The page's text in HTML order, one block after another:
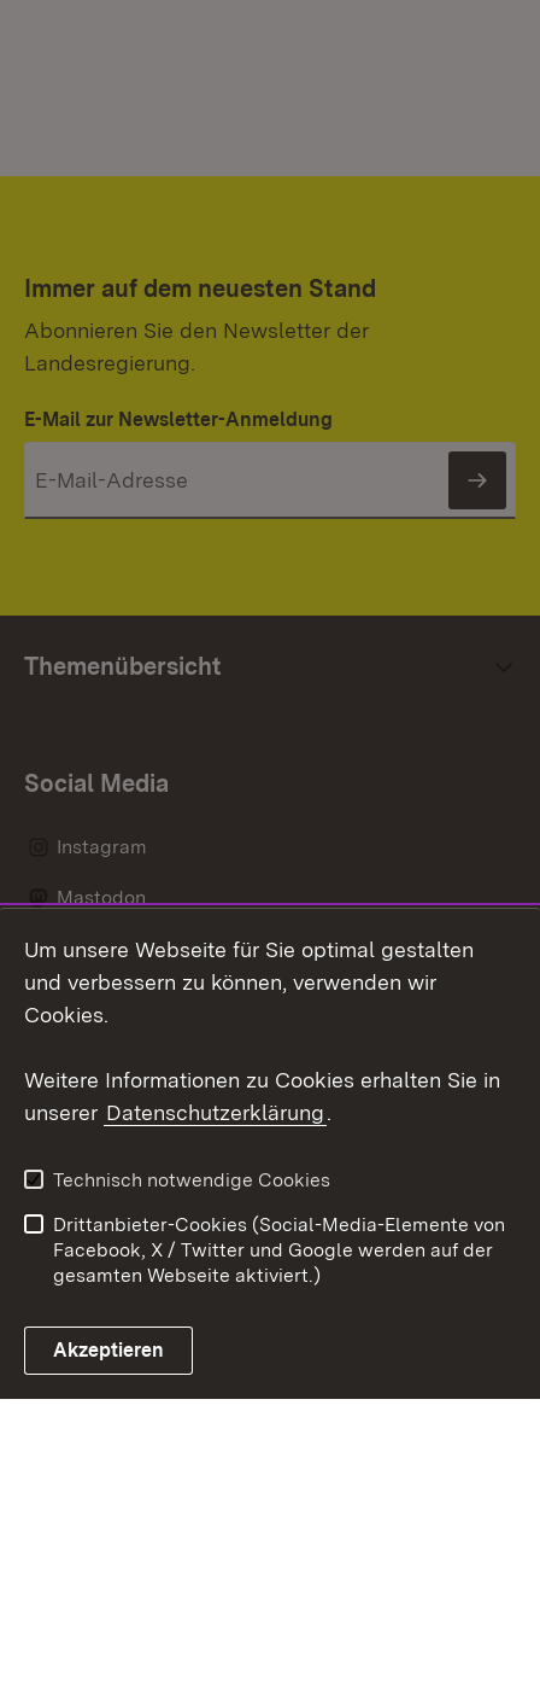
Immer auf dem neuesten Stand
Abonnieren Sie den Newsletter der
Landesregierung.
E-Mail zur Newsletter-Anmeldung
Themenübersicht
Social Media
Instagram
Mastodon
Messenger
Link zum Landesportal
Kontakt
Impressum
Cookies
Um unsere Webseite für Sie optimal gestalten
und verbessern zu können, verwenden wir
Cookies.
Weitere Informationen zu Cookies erhalten Sie in
unserer Datenschutzerklärung.
Technisch notwendige Cookies
Drittanbieter-Cookies (Social-Media-Elemente von
Facebook, X / Twitter und Google werden auf der
gesamten Webseite aktiviert.)
Akzeptieren